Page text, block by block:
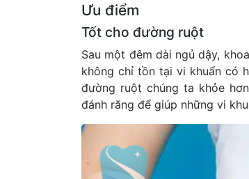
Ưu điểm
Tốt cho đường ruột
Sau một đêm dài ngủ dậy,
không chỉ tồn tại vi khuẩn có
đường ruột chúng ta khỏe
đánh răng để giúp những vi